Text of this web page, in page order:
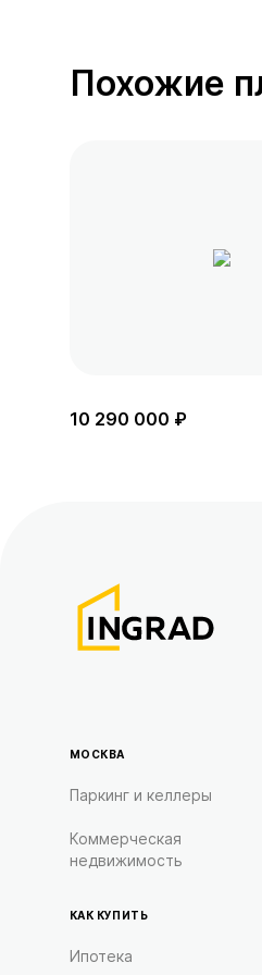
Похожие
10 290 000 ₽
МОСКВА
Паркинг и келлеры
Коммерческая
недвижимость
КАК КУПИТЬ
Ипотека